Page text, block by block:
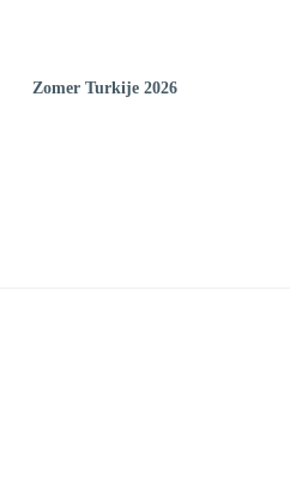
Zomer Turkije 2026